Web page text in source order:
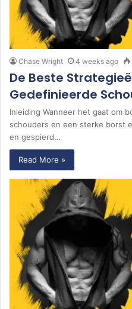
Chase Wright 4 weeks ago
De Beste
Gedefinieerde
Inleiding Wanneer het gaat om
schouders en een sterke borst
en gespierd…
Read More »